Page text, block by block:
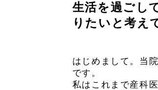
生活を過ごし
りたいと考え
はじめまして。当
です。
私はこれまで産科